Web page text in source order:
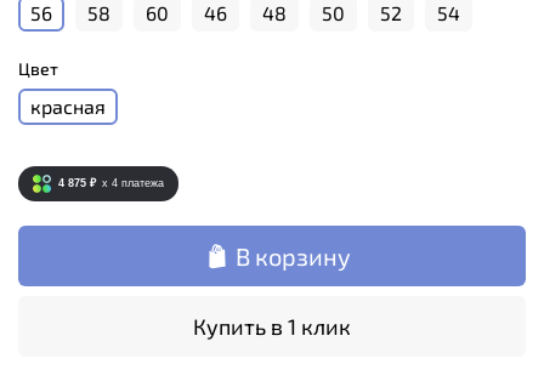
56 58 60 46 48 50 52 54
Цвет
красная
4 875 ₽ x 4 платежа
В корзину
Купить в 1 клик